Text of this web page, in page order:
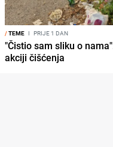
/TEME I PRIJE 1 DAN
"Čistio sam sliku o
akciji čišćenja